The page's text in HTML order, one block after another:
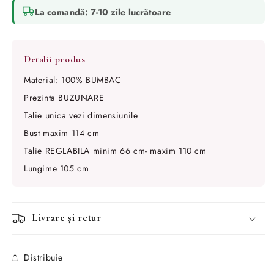
La comandă: 7-10 zile lucrătoare
Material: 100% BUMBAC
Prezinta BUZUNARE
Talie unica vezi dimensiunile
Bust maxim 114 cm
Talie REGLABILA minim 66 cm- maxim 110 cm
Lungime 105 cm
Livrare și retur
Distribuie